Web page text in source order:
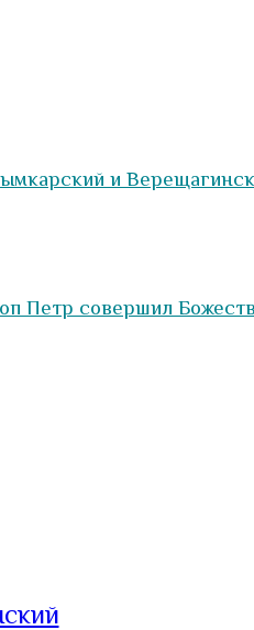
и
Петр совершил